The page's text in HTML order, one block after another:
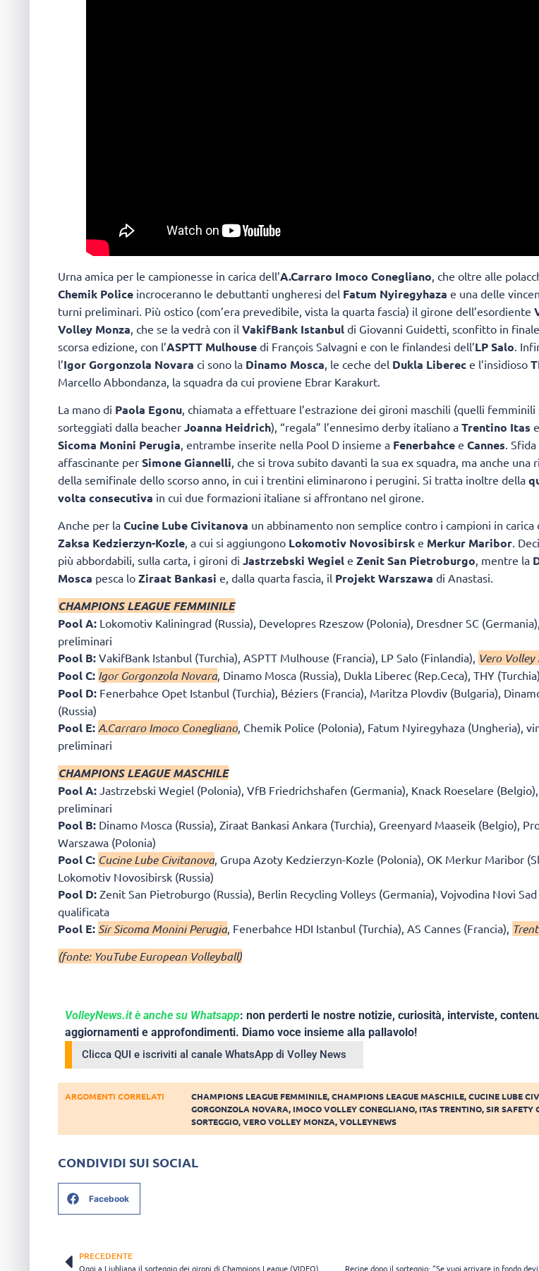
Urna amica per le campionesse in carica dell’A.Carraro Imoco Conegliano, che oltre alle
Chemik Police incroceranno le debuttanti ungheresi del Fatum Nyiregyhaza e una delle
turni preliminari. Più ostico (com’era prevedibile, vista la quarta fascia) il girone dell’esordiente
Volley Monza, che se la vedrà con il VakifBank Istanbul di Giovanni Guidetti, sconfitto in
scorsa edizione, con l’ASPTT Mulhouse di François Salvagni e con le finlandesi dell’LP Salo.
l’Igor Gorgonzola Novara ci sono la Dinamo Mosca, le ceche del Dukla Liberec e l’insidioso
Marcello Abbondanza, la squadra da cui proviene Ebrar Karakurt.
La mano di Paola Egonu , chiamata a effettuare l’estrazione dei gironi maschili (quelli femminili
sorteggiati dalla beacher Joanna Heidrich), “regala” l’ennesimo derby italiano a Trentino Itas e
Sicoma Monini Perugia , entrambe inserite nella Pool D insieme a Fenerbahce e Cannes . Sfida
affascinante per Simone Giannelli , che si trova subito davanti la sua ex squadra, ma anche una
della semifinale dello scorso anno, in cui i trentini eliminarono i perugini. Si tratta inoltre della
volta consecutiva in cui due formazioni italiane si affrontano nel girone.
Anche per la Cucine Lube Civitanova un abbinamento non semplice contro i campioni in carica
Zaksa Kedzierzyn-Kozle, a cui si aggiungono Lokomotiv Novosibirsk e Merkur Maribor.
più abbordabili, sulla carta, i gironi di Jastrzebski Wegiel e Zenit San Pietroburgo, mentre la
Mosca pesca lo Ziraat Bankasi e, dalla quarta fascia, il Projekt Warszawa di Anastasi.
CHAMPIONS LEAGUE FEMMINILE
Pool A: Lokomotiv Kaliningrad (Russia), Developres Rzeszow (Polonia), Dresdner SC
preliminari
Pool B: VakifBank Istanbul (Turchia), ASPTT Mulhouse (Francia), LP Salo (Finlandia), Vero Volley
Pool C: Igor Gorgonzola Novara, Dinamo Mosca (Russia), Dukla Liberec (Rep.Ceca), THY (Turchia)
Pool D: Fenerbahce Opet Istanbul (Turchia), Béziers (Francia), Maritza Plovdiv (Bulgaria),
(Russia)
Pool E:A.Carraro Imoco Conegliano, Chemik Police (Polonia), Fatum Nyiregyhaza (Ungheria),
preliminari
CHAMPIONS LEAGUE MASCHILE
Pool A: Jastrzebski Wegiel (Polonia), VfB Friedrichshafen (Germania), Knack Roeselare
preliminari
Pool B: Dinamo Mosca (Russia), Ziraat Bankasi Ankara (Turchia), Greenyard Maaseik (Belgio),
Warszawa (Polonia)
Pool C: Cucine Lube Civitanova, Grupa Azoty Kedzierzyn-Kozle (Polonia), OK Merkur Maribor
Lokomotiv Novosibirsk (Russia)
Pool D: Zenit San Pietroburgo (Russia), Berlin Recycling Volleys (Germania), Vojvodina Novi Sad
qualificata
Pool E: Sir Sicoma Monini Perugia, Fenerbahce HDI Istanbul (Turchia), AS Cannes (Francia),
(fonte: YouTube European Volleyball)
VolleyNews.it è anche su Whatsapp: non perderti le nostre notizie, curiosità, interviste,
aggiornamenti e approfondimenti. Diamo voce insieme alla pallavolo!
Clicca QUI e iscriviti al canale WhatsApp di Volley News
ARGOMENTI CORRELATI CHAMPIONS LEAGUE FEMMINILE,CHAMPIONS LEAGUE MASCHILE,CUCINE LUBE
GORGONZOLA NOVARA, IMOCO VOLLEY CONEGLIANO, ITAS TRENTINO,SIR SAFETY
SORTEGGIO,VERO VOLLEY MONZA,VOLLEYNEWS
CONDIVIDI SUI SOCIAL
Facebook
PRECEDENTE
Oggi a Ljubljana il sorteggio dei gironi di Champions League (VIDEO) Recine dopo il sorteggio: “Se vuoi arrivare in fondo